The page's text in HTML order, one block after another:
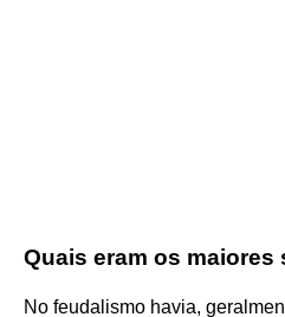
Quais eram os maiores
No feudalismo havia,